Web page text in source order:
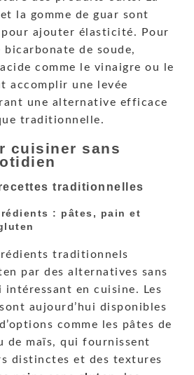
la gomme de guar sont
ajouter élasticité. Pour
bicarbonate de soude,
comme le vinaigre ou le
accomplir une levée
une alternative efficace
traditionnelle.
cuisiner sans
traditionnelles
: pâtes, pain et
traditionnels
par des alternatives sans
en cuisine. Les
sont aujourd’hui disponibles
comme les pâtes de
de maïs, qui fournissent
distinctes et des textures